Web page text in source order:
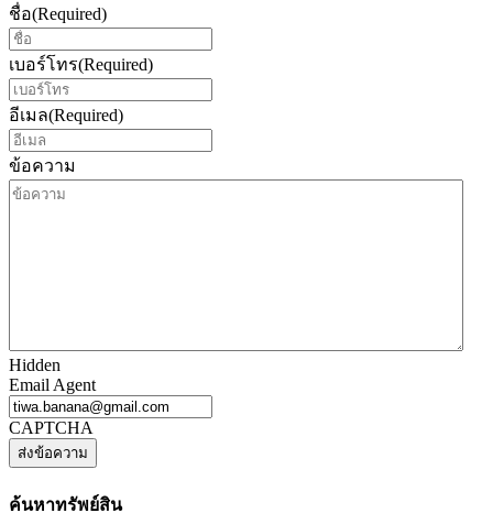
ชื่อ(Required)
เบอร์โทร(Required)
อีเมล(Required)
ข้อความ
Hidden
Email Agent
CAPTCHA
ค้นหาทรัพย์สิน